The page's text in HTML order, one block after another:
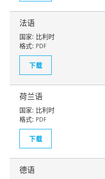
法语
国家: 比利时
格式: PDF
下载
荷兰语
国家: 比利时
格式: PDF
下载
德语